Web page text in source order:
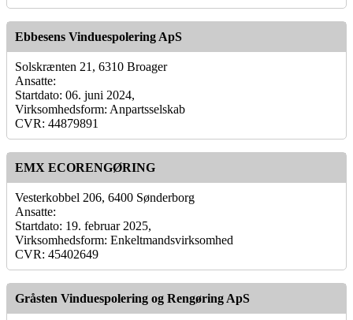
Ebbesens Vinduespolering ApS
Solskrænten 21, 6310 Broager
Ansatte:
Startdato: 06. juni 2024,
Virksomhedsform: Anpartsselskab
CVR: 44879891
EMX ECORENGØRING
Vesterkobbel 206, 6400 Sønderborg
Ansatte:
Startdato: 19. februar 2025,
Virksomhedsform: Enkeltmandsvirksomhed
CVR: 45402649
Gråsten Vinduespolering og Rengøring ApS